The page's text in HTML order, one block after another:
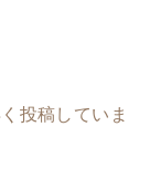
投稿していま